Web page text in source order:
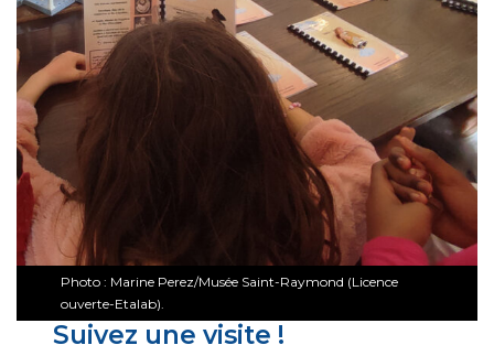
Photo : Marine Perez/Musée Saint-Raymond (Licence
ouverte-Etalab).
Suivez une visite !